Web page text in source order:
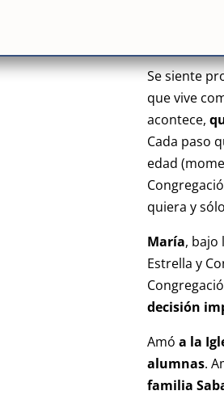
Se siente
que vive
acontece,
Cada paso
edad
quiera y
María, bajo
Estrella y
decisión
Amó a la
alumnas.
familia